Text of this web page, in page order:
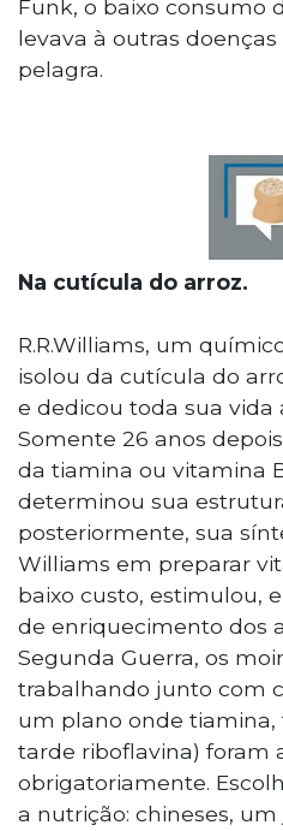
Funk, o baixo consumo
levava à outras
pelagra.
Na cutícula do arroz.
R.R.Williams, um
isolou da cutícula do
e dedicou toda sua vida
Somente 26 anos
da tiamina ou vitamina
determinou sua
posteriormente, sua
Williams em preparar
baixo custo, estimulou,
de enriquecimento dos
Segunda Guerra, os
trabalhando junto com
um plano onde tiamina,
tarde riboflavina) foram
obrigatoriamente.
a nutrição: chineses,